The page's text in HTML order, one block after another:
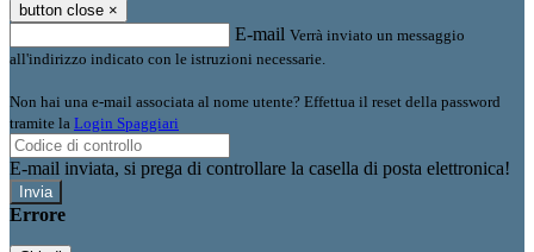
button close ×
E-mail Verrà inviato un messaggio
all'indirizzo indicato con le istruzioni necessarie.
Non hai una e-mail associata al nome utente? Effettua il reset della password
tramite la Login Spaggiari
E-mail inviata, si prega di controllare la casella di posta elettronica!
Errore